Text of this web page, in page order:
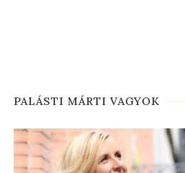
PALÁSTI MÁRTI VAGYOK